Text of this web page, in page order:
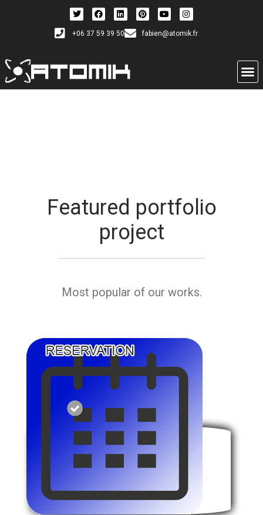
+06 37 59 39 50 fabien@atomik.fr
Featured portfolio
project
Most popular of our works.